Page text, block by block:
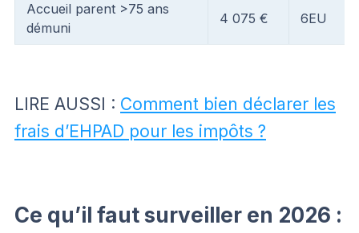
Accueil parent >75 ans
démuni
4 075 € 6EU
LIRE AUSSI : Comment bien déclarer les
frais d’EHPAD pour les impôts ?
Ce qu’il faut surveiller en 2026 :